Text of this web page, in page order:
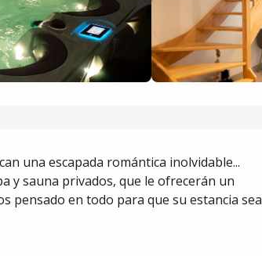
una escapada romántica inolvidable...
y sauna privados, que le ofrecerán un
pensado en todo para que su estancia sea